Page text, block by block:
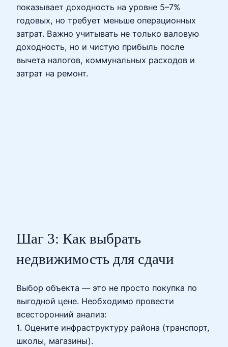
показывает доходность на уровне 5–7%
годовых, но требует меньше операционных
затрат. Важно учитывать не только валовую
доходность, но и чистую прибыль после
вычета налогов, коммунальных расходов и
затрат на ремонт.
Шаг 3: Как выбрать
недвижимость для сдачи
Выбор объекта — это не просто покупка по
выгодной цене. Необходимо провести
всесторонний анализ:
1. Оцените инфраструктуру района (транспорт,
школы, магазины).